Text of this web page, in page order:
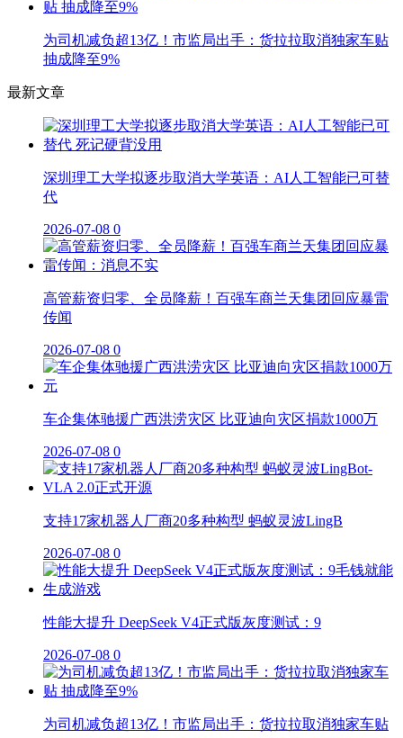
为司机减负超13亿！市监局出手：货拉拉取消独家车贴
抽成降至9%
最新文章
深圳理工大学拟逐步取消大学英语：AI人工智能已可替
代
2026-07-08 0
高管薪资归零、全员降薪！百强车商兰天集团回应暴雷
传闻
2026-07-08 0
车企集体驰援广西洪涝灾区 比亚迪向灾区捐款1000万
2026-07-08 0
支持17家机器人厂商20多种构型 蚂蚁灵波LingB
2026-07-08 0
性能大提升 DeepSeek V4正式版灰度测试：9
2026-07-08 0
为司机减负超13亿！市监局出手：货拉拉取消独家车贴